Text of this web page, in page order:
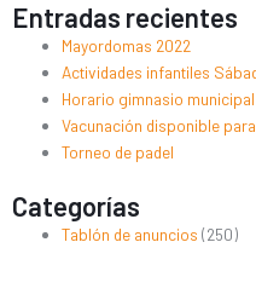
Entradas recientes
Mayordomas 2022
Actividades infantiles
Horario gimnasio municipal
Vacunación disponible
Torneo de padel
Categorías
Tablón de anuncios (250)